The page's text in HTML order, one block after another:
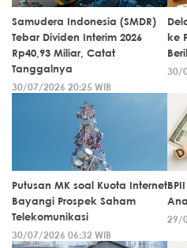
Samudera Indonesia (SMDR)
Tebar Dividen Interim 2026
Rp40,93 Miliar, Catat
Tanggalnya
30/07/2026 20:25 WIB
ke
30/
Putusan MK soal Kuota Internet
Bayangi Prospek Saham
Telekomunikasi
30/07/2026 06:32 WIB
29/